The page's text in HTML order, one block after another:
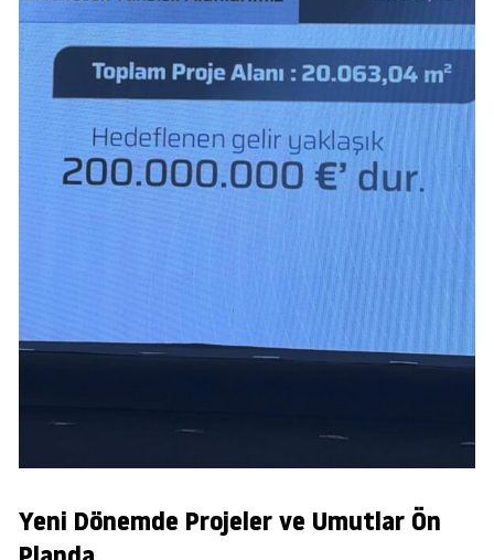
Yeni Dönemde Projeler ve Umutlar Ön